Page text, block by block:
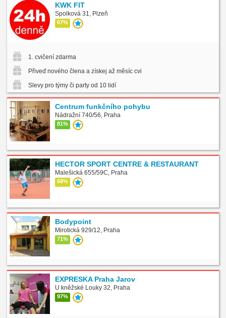
KWK FIT
Spolková 31, Plzeň
67%
1. cvičení zdarma
Přiveď nového člena a získej až měsíc cvičení zdarma
Slevy pro týmy či party od 10 lidí
Centrum funkčního pohybu
Nádražní 740/56, Praha
81%
HECTOR SPORT CENTRE & RESTAURANT
Malešická 655/59C, Praha
68%
Bodypoint
Mirotická 929/12, Praha
71%
EXPRESKA Praha Jarov
U kněžské Louky 32, Praha
97%